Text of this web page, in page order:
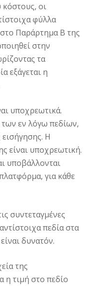
οι
φύλλα
Παράρτημα Β της
στην
τα
εξάγεται η
υποχρεωτικά.
εν λόγω πεδίων,
Η
είναι υποχρεωτική.
υποβάλλονται
για κάθε
συντεταγμένες
πεδία στα
δυνατόν.
της
η τιμή στο πεδίο